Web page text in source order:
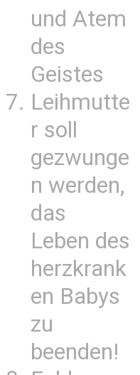
und Atem
des
Geistes
Leihmutte
r soll
gezwunge
n werden,
das
Leben des
herzkrank
en Babys
zu
beenden!